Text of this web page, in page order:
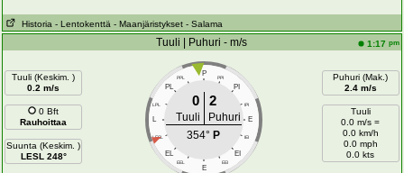
Historia - Lentokenttä - Maanjäristykset - Salama
Tuuli | Puhuri - m/s 1:17 pm
Tuuli (Keskim. )
0.2 m/s
0 Bft
Rauhoittaa
Suunta (Keskim. )
LESL 248°
P
PPL PPI
PL PI
LPL IPI
L E
LESL IEI
EL EI
EEL EEI
E
0 2
Tuuli
Puhuri
354° P
Puhuri (Mak.)
2.4 m/s
Tuuli
0.0 m/s =
0.0 km/h
0.0 mph
0.0 kts